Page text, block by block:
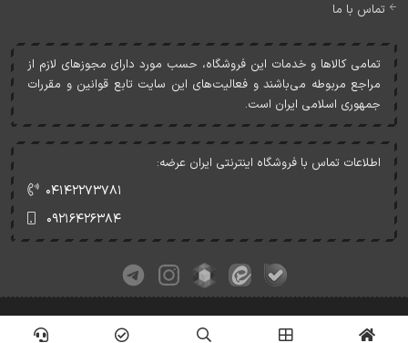
تماس با ما
تمامی کالاها و خدمات اين فروشگاه، حسب مورد دارای مجوزهای لازم از
مراجع مربوطه می‌باشند و فعاليت‌های اين سايت تابع قوانين و مقررات
جمهوری اسلامی ايران است.
اطلاعات تماس با فروشگاه اینترنتی ایران عرضه:
۰۴۱۴۲۲۷۳۷۸۱
۰۹۲۱۶۴۲۶۳۸۴
کلیه حقوق این وبسایت متعلق به ایران عرضه می‌باشد.